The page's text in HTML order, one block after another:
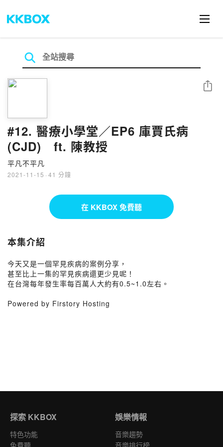
#12. 醫療小學堂／EP6 庫賈氏病
(CJD) ft. 陳教授
平凡不平凡
2021-11-15 · 41 分鐘
分享
在 KKBOX 免費聽
本集介紹
今天又是一個罕見疾病的案例分享，
甚至比上一集的罕見疾病還更少見呢！
在台灣每年發生率每百萬人大約有0.5~1.0左右。
Powered by Firstory Hosting
探索 KKBOX
特色功能
免費聽
娛樂情報
音樂趨勢
音樂排行榜